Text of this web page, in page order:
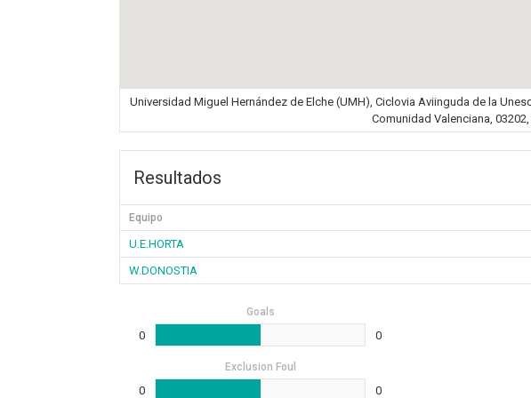
Universidad Miguel Hernández de Elche (UMH), Ciclovia Aviinguda de la
Comunidad Valenciana,
Resultados
Equipo
U.E.HORTA
W.DONOSTIA
Goals
0 0
Exclusion Foul
0 0